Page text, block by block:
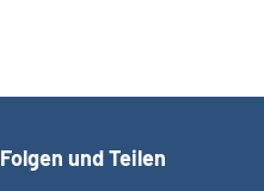
Folgen und Teilen